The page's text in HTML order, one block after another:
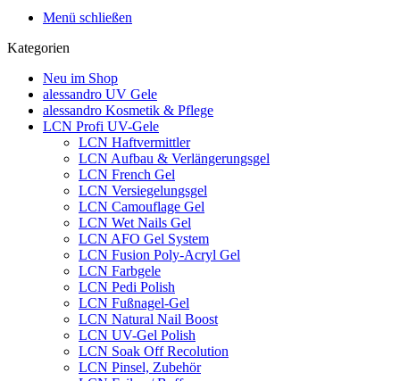
Menü schließen
Kategorien
Neu im Shop
alessandro UV Gele
alessandro Kosmetik & Pflege
LCN Profi UV-Gele
LCN Haftvermittler
LCN Aufbau & Verlängerungsgel
LCN French Gel
LCN Versiegelungsgel
LCN Camouflage Gel
LCN Wet Nails Gel
LCN AFO Gel System
LCN Fusion Poly-Acryl Gel
LCN Farbgele
LCN Pedi Polish
LCN Fußnagel-Gel
LCN Natural Nail Boost
LCN UV-Gel Polish
LCN Soak Off Recolution
LCN Pinsel, Zubehör